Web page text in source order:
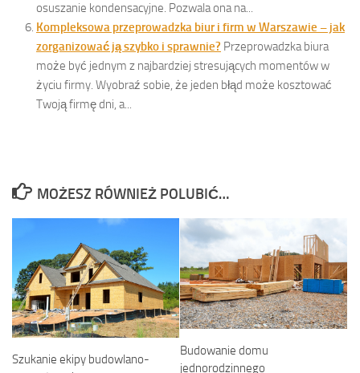
osuszanie kondensacyjne. Pozwala ona na...
Kompleksowa przeprowadzka biur i firm w Warszawie – jak
zorganizować ją szybko i sprawnie? Przeprowadzka biura
może być jednym z najbardziej stresujących momentów w
życiu firmy. Wyobraź sobie, że jeden błąd może kosztować
Twoją firmę dni, a...
MOŻESZ RÓWNIEŻ POLUBIĆ…
Szukanie ekipy budowlano-
Budowanie domu
jednorodzinnego